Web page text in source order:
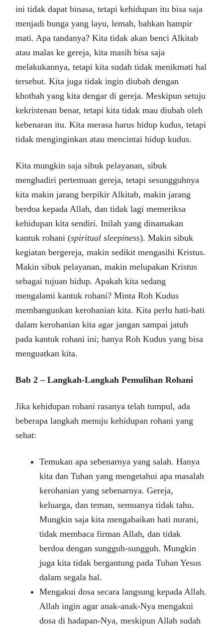
ini tidak dapat binasa, tetapi kehidupan itu bisa saja
menjadi bunga yang layu, lemah, bahkan hampir
mati. Apa tandanya? Kita tidak akan benci Alkitab
atau malas ke gereja, kita masih bisa saja
melakukannya, tetapi kita sudah tidak menikmati hal
tersebut. Kita juga tidak ingin diubah dengan
khotbah yang kita dengar di gereja. Meskipun setuju
kekristenan benar, tetapi kita tidak mau diubah oleh
kebenaran itu. Kita merasa harus hidup kudus, tetapi
tidak menginginkan atau mencintai hidup kudus.
Kita mungkin saja sibuk pelayanan, sibuk
menghadiri pertemuan gereja, tetapi sesungguhnya
kita makin jarang berpikir Alkitab, makin jarang
berdoa kepada Allah, dan tidak lagi memeriksa
kehidupan kita sendiri. Inilah yang dinamakan
kantuk rohani (spiritual sleepiness). Makin sibuk
kegiatan bergereja, makin sedikit mengasihi Kristus.
Makin sibuk pelayanan, makin melupakan Kristus
sebagai tujuan hidup. Apakah kita sedang
mengalami kantuk rohani? Minta Roh Kudus
membangunkan kerohanian kita. Kita perlu hati-hati
dalam kerohanian kita agar jangan sampai jatuh
pada kantuk rohani ini; hanya Roh Kudus yang bisa
menguatkan kita.
Bab 2 – Langkah-Langkah Pemulihan Rohani
Jika kehidupan rohani rasanya telah tumpul, ada
beberapa langkah menuju kehidupan rohani yang
sehat:
Temukan apa sebenarnya yang salah. Hanya
kita dan Tuhan yang mengetahui apa masalah
kerohanian yang sebenarnya. Gereja,
keluarga, dan teman, semuanya tidak tahu.
Mungkin saja kita mengabaikan hati nurani,
tidak membaca firman Allah, dan tidak
berdoa dengan sungguh-sungguh. Mungkin
juga kita tidak bergantung pada Tuhan Yesus
dalam segala hal.
Mengakui dosa secara langsung kepada Allah.
Allah ingin agar anak-anak-Nya mengakui
dosa di hadapan-Nya, meskipun Allah sudah